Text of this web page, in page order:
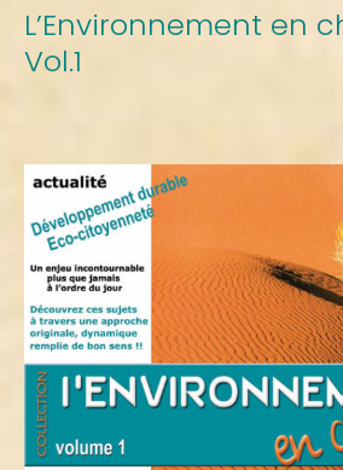
L’Environnement en
Vol.1